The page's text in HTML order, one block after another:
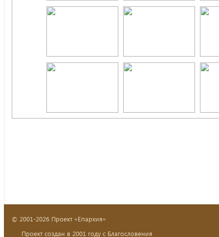
© 2001-2026 Проект «Епархия»
Проект создан в 2001 году с Благословения